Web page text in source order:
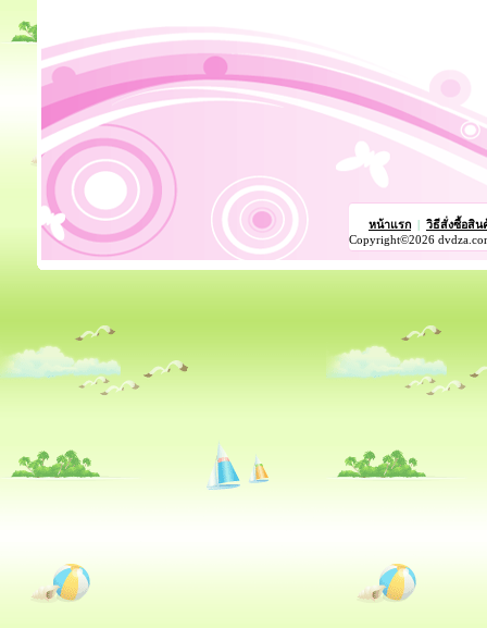
หน้าแรก
วิธีสั่งซื้อสิน
Copyright©2026